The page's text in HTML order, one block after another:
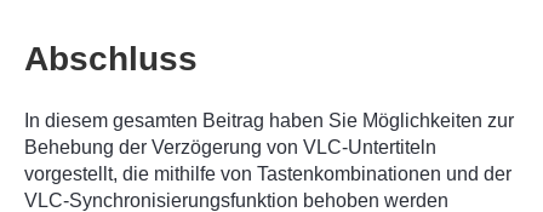
Abschluss
In diesem gesamten Beitrag haben Sie Möglichkeiten zur
Behebung der Verzögerung von VLC-Untertiteln
vorgestellt, die mithilfe von Tastenkombinationen und der
VLC-Synchronisierungsfunktion behoben werden